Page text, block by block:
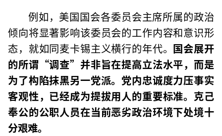
例如，美国国会各委员会主席所属的政治
倾向将显著影响该委员会的工作内容和意识形
态，就如同麦卡锡主义横行的年代。 国会展开
的所谓“调查”并非旨在提高立法水平，而是
为了构陷抹黑另一党派。党内忠诚度力压事实
客观性，已经成为提拔用人的重要标准。克己
奉公的公职人员在当前恶劣政治环境下处境十
分艰难。